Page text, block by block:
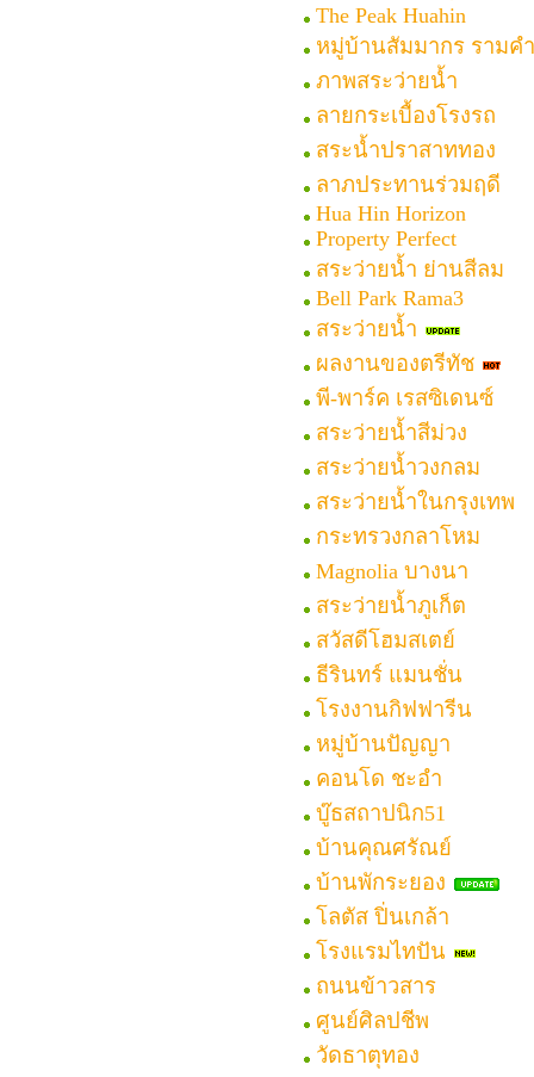
The Peak Huahin
หมู่บ้านสัมมากร รามค
ภาพสระว่ายน้ำ
ลายกระเบื้องโรงรถ
สระน้ำปราสาททอง
ลาภประทานร่วมฤดี
Hua Hin Horizon
Property Perfect
สระว่ายน้ำ ย่านสีลม
Bell Park Rama3
สระว่ายน้ำ
ผลงานของตรีทัช
พี-พาร์ค เรสซิเดนซ์
สระว่ายน้ำสีม่วง
สระว่ายน้ำวงกลม
สระว่ายน้ำในกรุงเทพ
กระทรวงกลาโหม
Magnolia บางนา
สระว่ายน้ำภูเก็ต
สวัสดีโฮมสเตย์
ธีรินทร์ แมนชั่น
โรงงานกิฟฟารีน
หมู่บ้านปัญญา
คอนโด ชะอำ
บู๊ธสถาปนิก51
บ้านคุณศรัณย์
บ้านพักระยอง
โลตัส ปิ่นเกล้า
โรงแรมไทปัน
ถนนข้าวสาร
ศูนย์ศิลปชีพ
วัดธาตุทอง